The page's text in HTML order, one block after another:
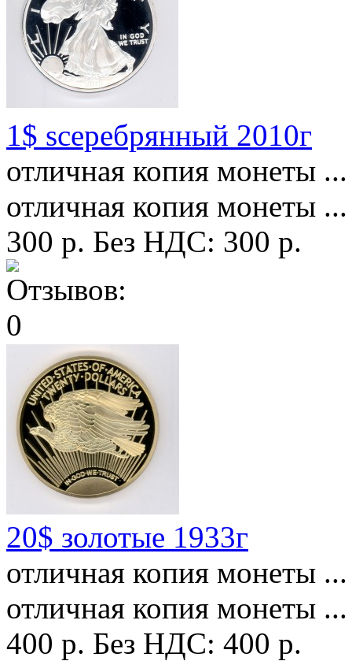
1$ sсеребрянный 2010г
отличная копия монеты ...
отличная копия монеты ...
300 р. Без НДС: 300 р.
20$ золотые 1933г
отличная копия монеты ...
отличная копия монеты ...
400 р. Без НДС: 400 р.